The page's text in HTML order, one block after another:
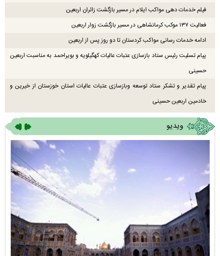
فیلم خدمات دهی مواکب ایلام در مسیر بازگشت زائران اربعین
فعالیت ۱۳۷ موکب کرمانشاهی در مسیر بازگشت زوار اربعین
ادامه خدمات رسانی مواکب کردستان تا دو روز پس از اربعین
پیام تسلیت رئیس ستاد بازسازی عتبات عالیات کهگیلویه و بویراحمد به مناسبت اربعین
حسینی
پیام تقدیر و تشکر ستاد توسعه وبازسازی عتبات عالیات استان خوزستان از خیرین و
خادمین اربعین حسینی
ویدیو